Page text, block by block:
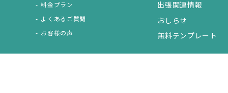
料金プラン
よくあるご質問
お客様の声
出張関連情報
おしらせ
無料テンプレート